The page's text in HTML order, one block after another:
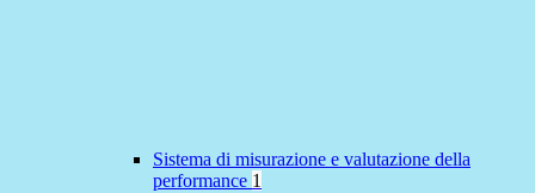
Sistema di misurazione e valutazione della
performance 1